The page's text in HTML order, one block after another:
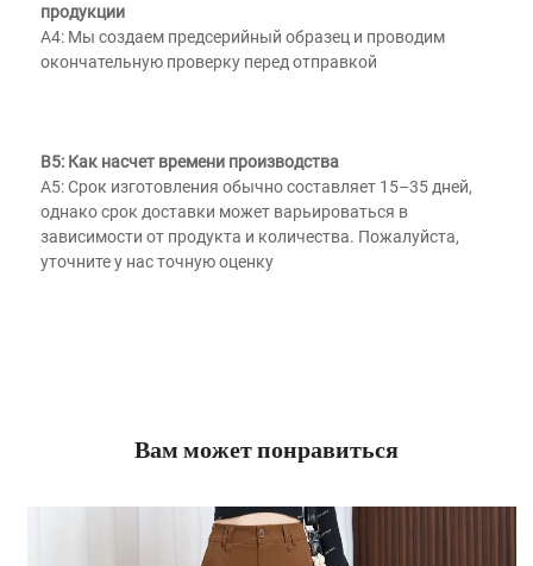
продукции
A4: Мы создаем предсерийный образец и проводим
окончательную проверку перед отправкой
В5: Как насчет времени производства
A5: Срок изготовления обычно составляет 15–35 дней,
однако срок доставки может варьироваться в
зависимости от продукта и количества. Пожалуйста,
уточните у нас точную оценку
Вам может понравиться